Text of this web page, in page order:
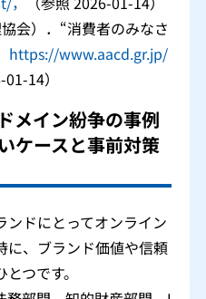
会）．“消費者のみなさ
https://www.aacd.gr.jp/
14）
メイン紛争の事例
ケースと事前対策
ドにとってオンライン
、ブランド価値や信頼
つです。